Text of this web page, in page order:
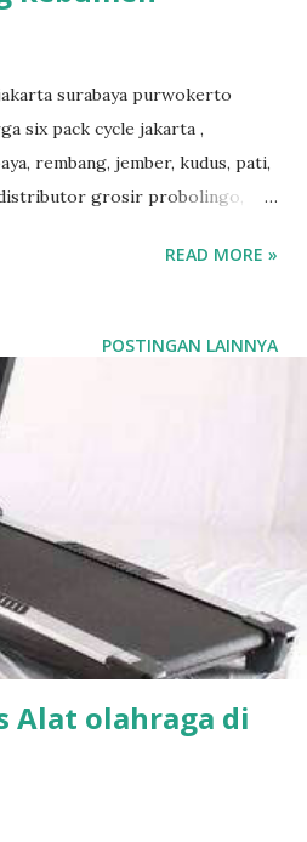
surabaya purwokerto
six pack cycle jakarta ,
rembang, jember, kudus, pati,
grosir probolingo,
six pack cycle, six pack yang
alat olahraga six pack
otot otot tubuh agar lebih six
pack cycle memungkinkan anda
gerakan yang lebih mudah dan
pack cycle. alat ini merupakan
sebagai alat olahraga
pack dan cycle atau sepeda.
2 jenis alat olahraga yaitu six
bisa berolahraga six pack dan
ingin mempunyai tubuh yang
bero...
READ MORE »
POSTINGAN LAINNYA
Alat olahraga di